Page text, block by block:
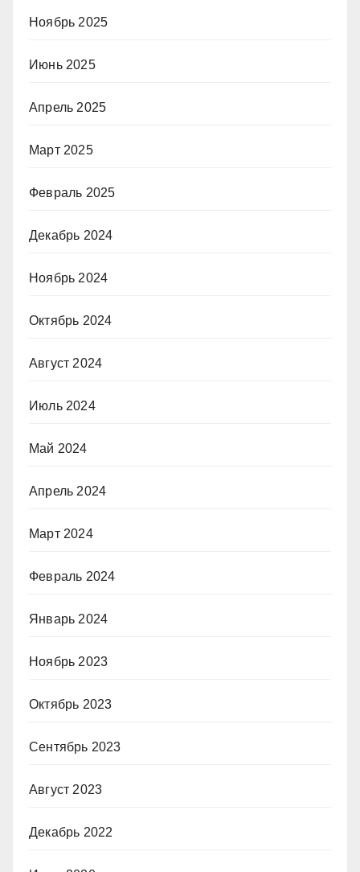
Ноябрь 2025
Июнь 2025
Апрель 2025
Март 2025
Февраль 2025
Декабрь 2024
Ноябрь 2024
Октябрь 2024
Август 2024
Июль 2024
Май 2024
Апрель 2024
Март 2024
Февраль 2024
Январь 2024
Ноябрь 2023
Октябрь 2023
Сентябрь 2023
Август 2023
Декабрь 2022